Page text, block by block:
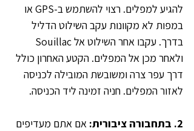
להגיע למפלים. רצוי להשתמש ב-GPS או
במפות לא מקוונות עקב השילוט הדליל
ולאחר מכן אל המפלים. הקטע האחרון כולל
דרך עפר צרה ומשובשת המובילה לכניסה
לאזור המפלים. חניה זמינה ליד הכניסה.
2. בתחבורה ציבורית:
אם אתם מעדיפים